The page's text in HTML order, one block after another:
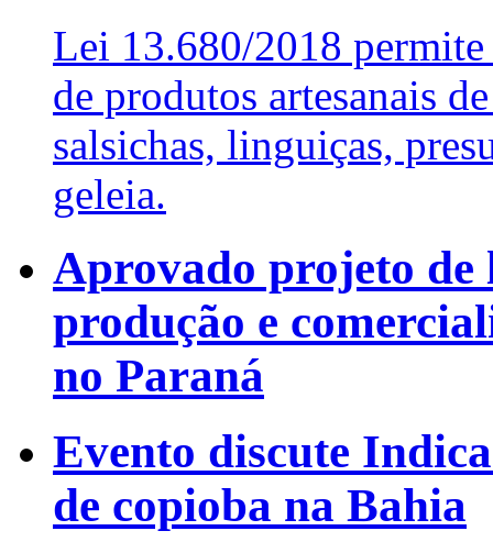
Lei 13.680/2018
de produtos artesanais
salsichas, linguiças,
geleia.
Aprovado projeto de
produção e
no Paraná
Evento discute
de copioba na Bahia